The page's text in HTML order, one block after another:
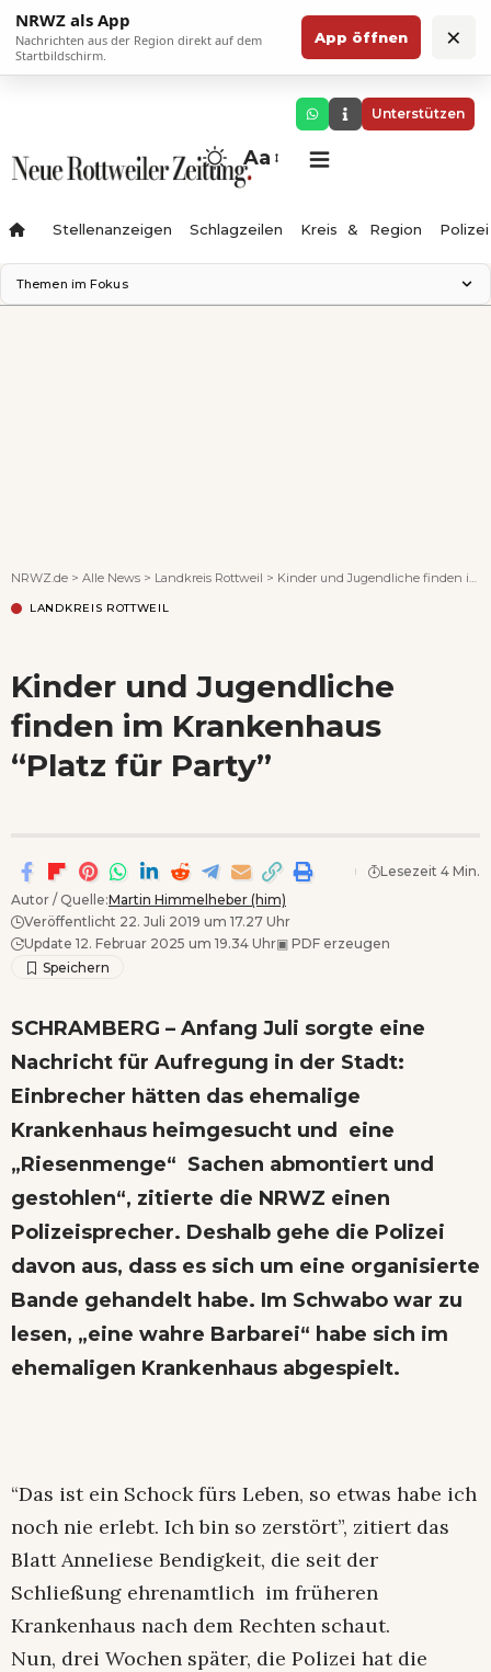
NRWZ als App
Nachrichten aus der Region direkt auf dem
Startbildschirm.
App öffnen ×
Unterstützen
Aa
Stellenanzeigen Schlagzeilen Kreis & Region Polizei
Themen im Fokus
NRWZ.de > Alle News > Landkreis Rottweil > Kinder und Jugendliche finden im Krankenhaus “Platz für Party”
LANDKREIS ROTTWEIL
Kinder und Jugendliche
finden im Krankenhaus
“Platz für Party”
Autor / Quelle:Martin Himmelheber (him)
Veröffentlicht 22. Juli 2019 um 17.27 Uhr
Update 12. Februar 2025 um 19.34 Uhr▣ PDF erzeugen
Lesezeit 4 Min.
SCHRAMBERG – Anfang Juli sorgte eine
Nachricht für Aufregung in der Stadt:
Einbrecher hätten das ehemalige
Krankenhaus heimgesucht und eine
„Riesenmenge“ Sachen abmontiert und
gestohlen“, zitierte die NRWZ einen
Polizeisprecher. Deshalb gehe die Polizei
davon aus, dass es sich um eine organisierte
Bande gehandelt habe. Im Schwabo war zu
lesen, „eine wahre Barbarei“ habe sich im
ehemaligen Krankenhaus abgespielt.
“Das ist ein Schock fürs Leben, so etwas habe ich
noch nie erlebt. Ich bin so zerstört”, zitiert das
Blatt Anneliese Bendigkeit, die seit der
Schließung ehrenamtlich im früheren
Krankenhaus nach dem Rechten schaut.
Nun, drei Wochen später, die Polizei hat die